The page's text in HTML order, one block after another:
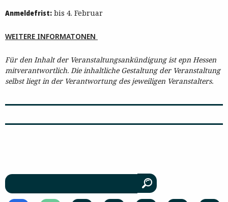
Anmeldefrist: bis 4. Februar
WEITERE INFORMATONEN
Für den Inhalt der Veranstaltungsankündigung ist epn Hessen
mitverantwortlich. Die inhaltliche Gestaltung der Veranstaltung
selbst liegt in der Verantwortung des jeweiligen Veranstalters.